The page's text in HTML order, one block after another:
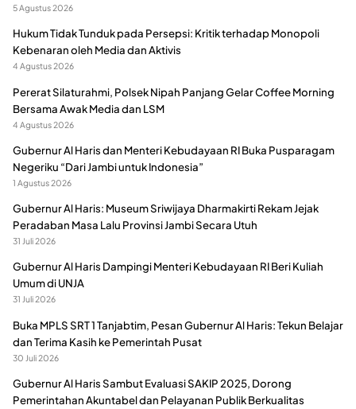
5 Agustus 2026
Hukum Tidak Tunduk pada Persepsi: Kritik terhadap Monopoli
Kebenaran oleh Media dan Aktivis
4 Agustus 2026
Pererat Silaturahmi, Polsek Nipah Panjang Gelar Coffee Morning
Bersama Awak Media dan LSM
4 Agustus 2026
Gubernur Al Haris dan Menteri Kebudayaan RI Buka Pusparagam
Negeriku “Dari Jambi untuk Indonesia”
1 Agustus 2026
Gubernur Al Haris: Museum Sriwijaya Dharmakirti Rekam Jejak
Peradaban Masa Lalu Provinsi Jambi Secara Utuh
31 Juli 2026
Gubernur Al Haris Dampingi Menteri Kebudayaan RI Beri Kuliah
Umum di UNJA
31 Juli 2026
Buka MPLS SRT 1 Tanjabtim, Pesan Gubernur Al Haris: Tekun Belajar
dan Terima Kasih ke Pemerintah Pusat
30 Juli 2026
Gubernur Al Haris Sambut Evaluasi SAKIP 2025, Dorong
Pemerintahan Akuntabel dan Pelayanan Publik Berkualitas